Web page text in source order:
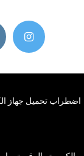
اضطراب تحميل جهاز